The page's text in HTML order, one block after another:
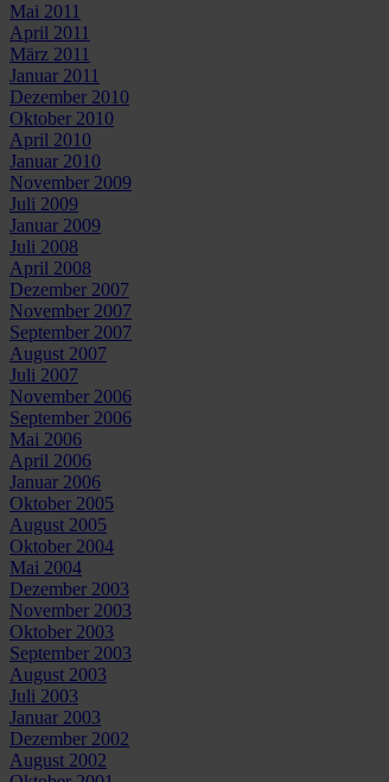
Mai 2011
April 2011
März 2011
Januar 2011
Dezember 2010
Oktober 2010
April 2010
Januar 2010
November 2009
Juli 2009
Januar 2009
Juli 2008
April 2008
Dezember 2007
November 2007
September 2007
August 2007
Juli 2007
November 2006
September 2006
Mai 2006
April 2006
Januar 2006
Oktober 2005
August 2005
Oktober 2004
Mai 2004
Dezember 2003
November 2003
Oktober 2003
September 2003
August 2003
Juli 2003
Januar 2003
Dezember 2002
August 2002